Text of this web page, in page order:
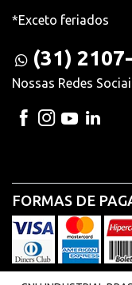
*Exceto feriados
(31)
Nossas Redes
FORMAS DE